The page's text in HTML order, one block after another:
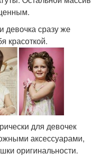
девочка сразу же
красоткой.
для девочек
аксессуарами,
оригинальности.